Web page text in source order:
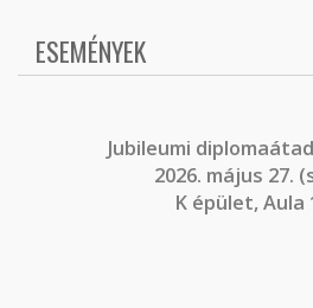
ESEMÉNYEK
Jubileumi
2026. május 27.
K épület, Aula